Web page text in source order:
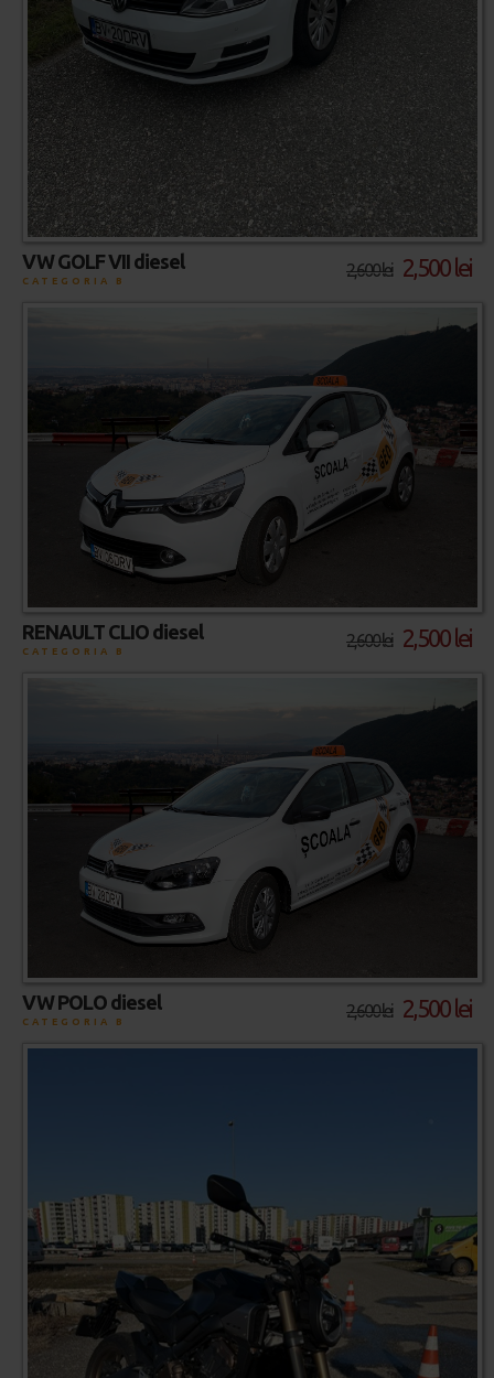
2,600 lei 2,500 lei
VW GOLF VII diesel
CATEGORIA B
2,600 lei 2,500 lei
RENAULT CLIO diesel
CATEGORIA B
2,600 lei 2,500 lei
VW POLO diesel
CATEGORIA B